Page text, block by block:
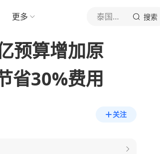
更多 泰国中文社 搜索
预算增加原
省30%费用
关注